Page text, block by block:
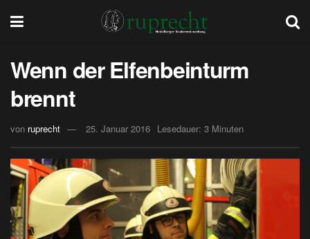
Wenn der Elfenbeinturm
brennt
von ruprecht 25. Januar 2016 Lesedauer: 3 Minuten